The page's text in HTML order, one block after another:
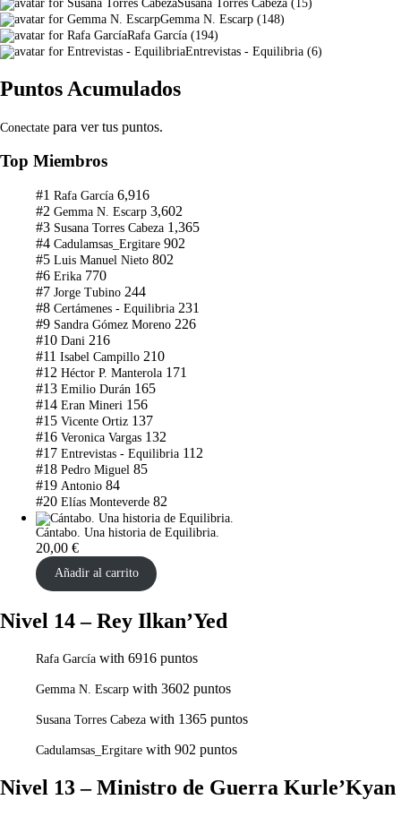
Susana Torres Cabeza ( 15)
Gemma N. Escarp (148)
Rafa García (194)
Entrevistas - Equilibria (6)
Puntos Acumulados
Conectate para ver tus puntos.
Top Miembros
#1 Rafa García 6,916
#2 Gemma N. Escarp 3,602
#3 Susana Torres Cabeza 1,365
#4 Cadulamsas_Ergitare 902
#5 Luis Manuel Nieto 802
#6 Erika 770
#7 Jorge Tubino 244
#8 Certámenes - Equilibria 231
#9 Sandra Gómez Moreno 226
#10 Dani 216
#11 Isabel Campillo 210
#12 Héctor P. Manterola 171
#13 Emilio Durán 165
#14 Eran Mineri 156
#15 Vicente Ortiz 137
#16 Veronica Vargas 132
#17 Entrevistas - Equilibria 112
#18 Pedro Miguel 85
#19 Antonio 84
#20 Elías Monteverde 82
Cántabo. Una historia de Equilibria.
20,00 €
Añadir al carrito
Nivel 14 – Rey Ilkan’Yed
Rafa García with 6916 puntos
Gemma N. Escarp with 3602 puntos
Susana Torres Cabeza with 1365 puntos
Cadulamsas_Ergitare with 902 puntos
Nivel 13 – Ministro de Guerra Kurle’Kyan